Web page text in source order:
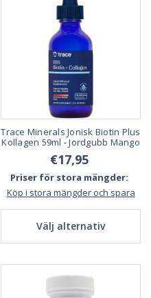
Trace Minerals Jonisk Biotin Plus
Kollagen 59ml - Jordgubb Mango
€17,95
Priser för stora mängder:
Köp i stora mängder och spara
Välj alternativ